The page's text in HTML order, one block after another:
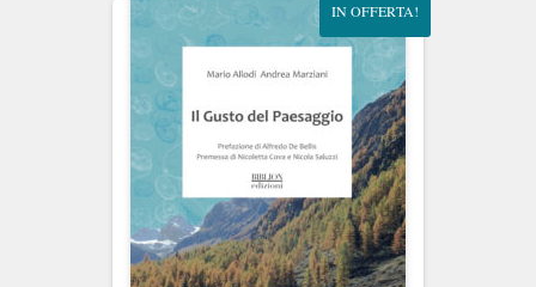
IN OFFERTA!